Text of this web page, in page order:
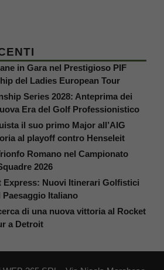
in Gara nel Prestigioso PIF
del Ladies European Tour
Series 2028: Anteprima dei
Era del Golf Professionistico
il suo primo Major all’AIG
al playoff contro Henseleit
Romano nel Campionato
2026
Express: Nuovi Itinerari Golfistici
Italiano
di una nuova vittoria al Rocket
a Detroit